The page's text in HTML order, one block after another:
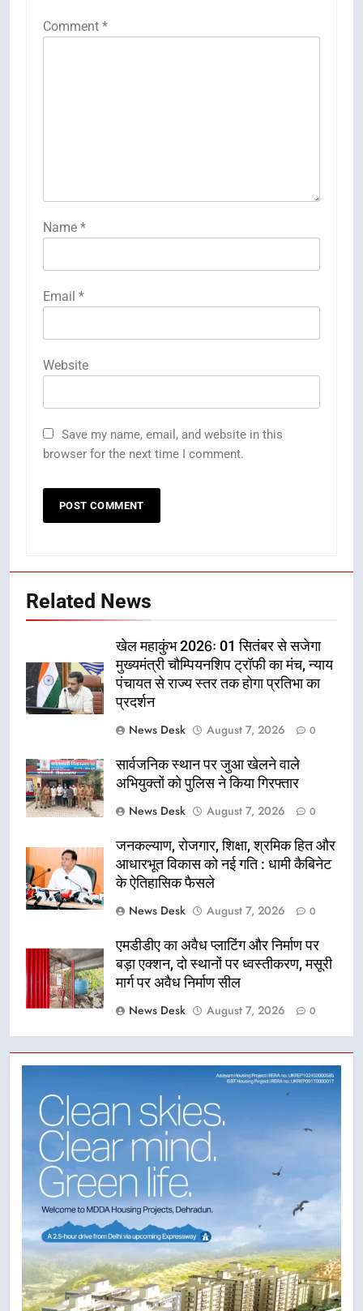
Comment *
Name *
Email *
Website
Save my name, email, and website in this
browser for the next time I comment.
Related News
खेल महाकुंभ 2026ः 01 सितंबर से सजेगा
मुख्यमंत्री चौम्पियनशिप ट्रॉफी का मंच, न्याय
पंचायत से राज्य स्तर तक होगा प्रतिभा का
प्रदर्शन
News Desk
August 7, 2026 0
सार्वजनिक स्थान पर जुआ खेलने वाले
अभियुक्तों को पुलिस ने किया गिरफ्तार
News Desk
August 7, 2026 0
जनकल्याण, रोजगार, शिक्षा, श्रमिक हित और
आधारभूत विकास को नई गति : धामी कैबिनेट
के ऐतिहासिक फैसले
News Desk
August 7, 2026 0
एमडीडीए का अवैध प्लाटिंग और निर्माण पर
बड़ा एक्शन, दो स्थानों पर ध्वस्तीकरण, मसूरी
मार्ग पर अवैध निर्माण सील
News Desk
August 7, 2026 0